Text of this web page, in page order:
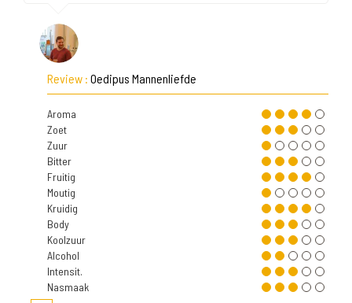
Review : Oedipus Mannenliefde
Aroma
Zoet
Zuur
Bitter
Fruitig
Moutig
Kruidig
Body
Koolzuur
Alcohol
Intensit.
Nasmaak